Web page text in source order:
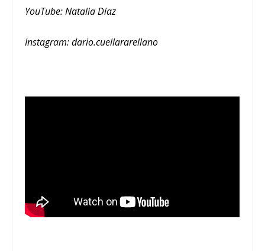
YouTube: Natalia Díaz
Instagram: dario.cuellararellano